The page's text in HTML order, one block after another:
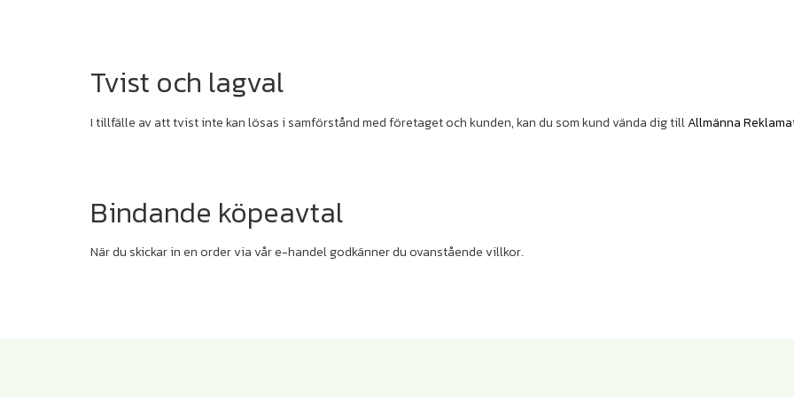
Tvist och lagval
I tillfälle av att tvist inte kan lösas i samförstånd med företaget och kunden, kan du som kund vända dig tillAllmänna
Bindande köpeavtal
När du skickar in en order via vår e-handel godkänner du ovanstående villkor.